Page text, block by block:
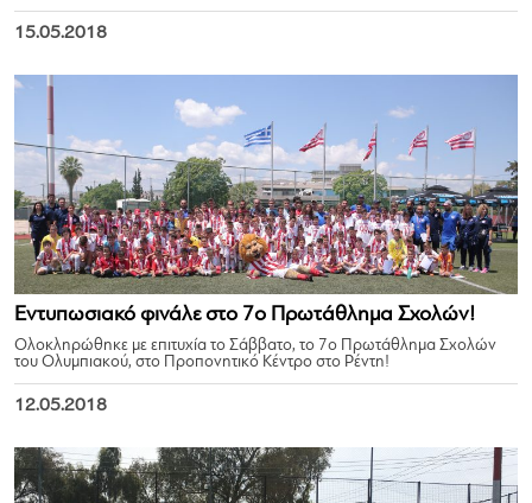
15.05.2018
Εντυπωσιακό φινάλε στο 7ο Πρωτάθλημα Σχολών!
Ολοκληρώθηκε με επιτυχία το Σάββατο, το 7ο Πρωτάθλημα Σχολών
του Ολυμπιακού, στο Προπονητικό Κέντρο στο Ρέντη!
12.05.2018